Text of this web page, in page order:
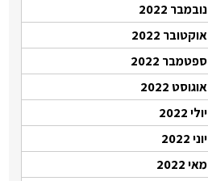
נובמבר 2022
אוקטובר 2022
ספטמבר 2022
אוגוסט 2022
יולי 2022
יוני 2022
מאי 2022